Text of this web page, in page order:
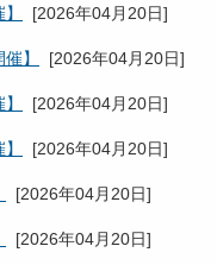
[2026年04月20日]
】 [2026年04月20日]
[2026年04月20日]
[2026年04月20日]
[2026年04月20日]
[2026年04月20日]